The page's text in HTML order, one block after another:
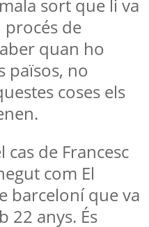
sort que li va
procés de
quan ho
països, no
coses els
de Francesc
com El
barceloní que va
22 anys. És